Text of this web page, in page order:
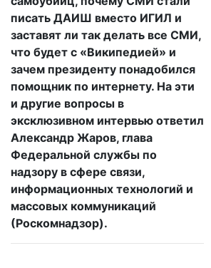
писать ДАИШ вместо ИГИЛ и
заставят ли так делать все СМИ,
что будет с «Википедией» и
зачем президенту понадобился
помощник по интернету. На эти
и другие вопросы в
эксклюзивном интервью ответил
Александр Жаров, глава
Федеральной службы по
надзору в сфере связи,
информационных технологий и
массовых коммуникаций
(Роскомнадзор).